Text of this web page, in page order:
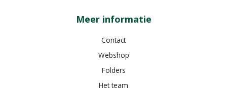
Meer informatie
Contact
Webshop
Folders
Het team